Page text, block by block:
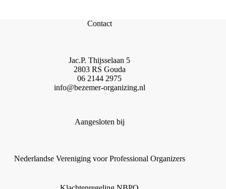
Contact
Jac.P. Thijsselaan 5
2803 RS Gouda
06 2144 2975
info@bezemer-organizing.nl
Aangesloten bij
Nederlandse Vereniging voor Professional Organizers